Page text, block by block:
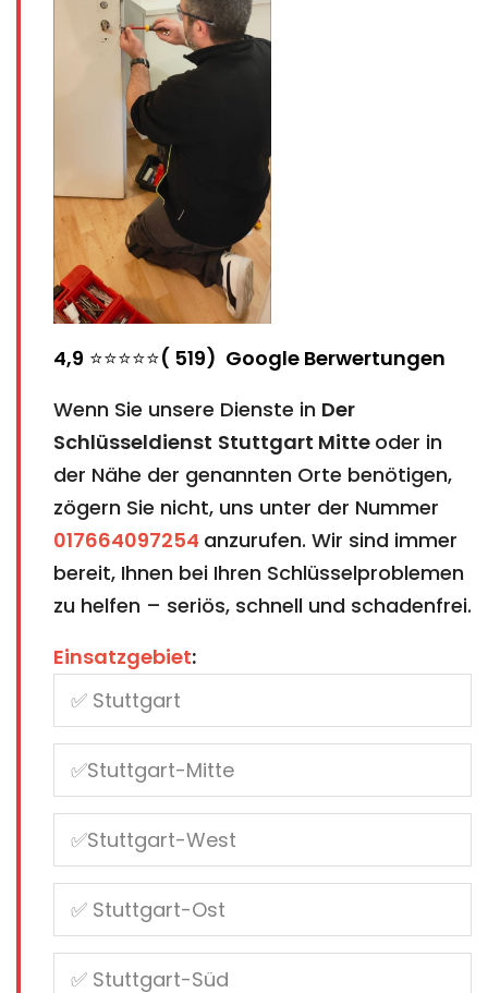
4,9 ⭐⭐⭐⭐⭐( 519) Google Berwertungen
Wenn Sie unsere Dienste in Der
Schlüsseldienst Stuttgart Mitte oder in
der Nähe der genannten Orte benötigen,
zögern Sie nicht, uns unter der Nummer
017664097254 anzurufen. Wir sind immer
bereit, Ihnen bei Ihren Schlüsselproblemen
zu helfen – seriös, schnell und schadenfrei.
Einsatzgebiet: